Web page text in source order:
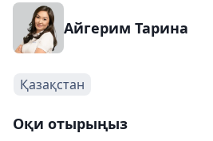
Айгерим Тарина
Қазақстан
Оқи отырыңыз